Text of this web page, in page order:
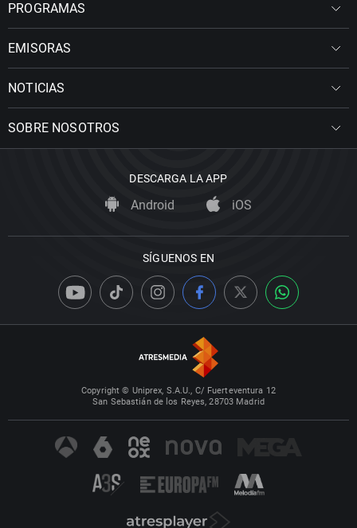
PROGRAMAS
EMISORAS
NOTICIAS
SOBRE NOSOTROS
DESCARGA LA APP
Android iOS
SÍGUENOS EN
Copyright © Uniprex, S.A.U., C/ Fuerteventura 12
San Sebastián de los Reyes, 28703 Madrid